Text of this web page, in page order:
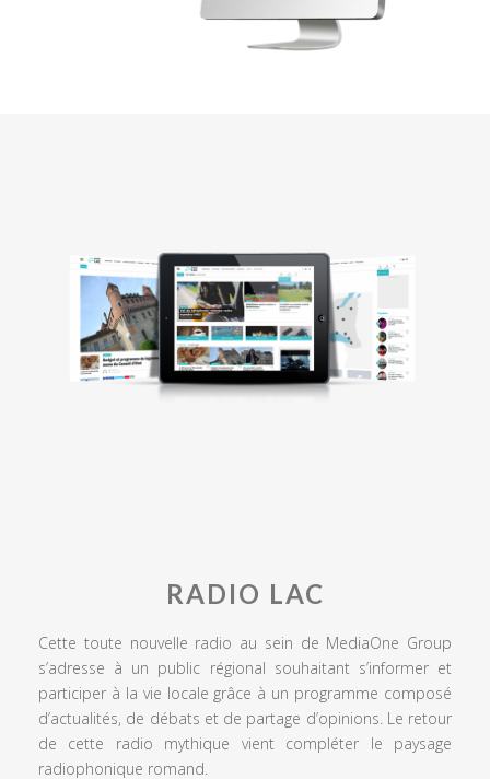
RADIO LAC
Cette toute nouvelle radio au sein de MediaOne Group
s’adresse à un public régional souhaitant s’informer et
participer à la vie locale grâce à un programme composé
d’actualités, de débats et de partage d’opinions. Le retour
de cette radio mythique vient compléter le paysage
radiophonique romand.